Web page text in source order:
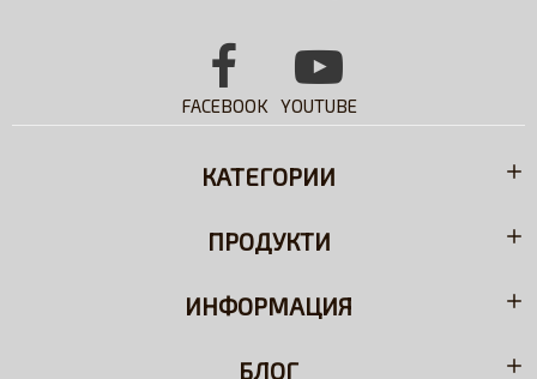
FACEBOOK YOUTUBE
КАТЕГОРИИ
ПРОДУКТИ
ИНФОРМАЦИЯ
БЛОГ